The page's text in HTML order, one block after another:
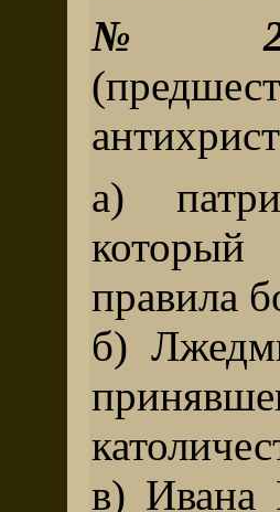
№
а)
правила
б)
в) Ивана